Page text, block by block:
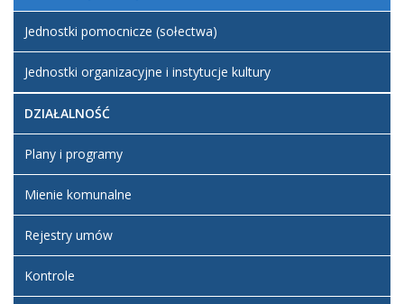
Jednostki pomocnicze (sołectwa)
Jednostki organizacyjne i instytucje kultury
DZIAŁALNOŚĆ
Plany i programy
Mienie komunalne
Rejestry umów
Kontrole